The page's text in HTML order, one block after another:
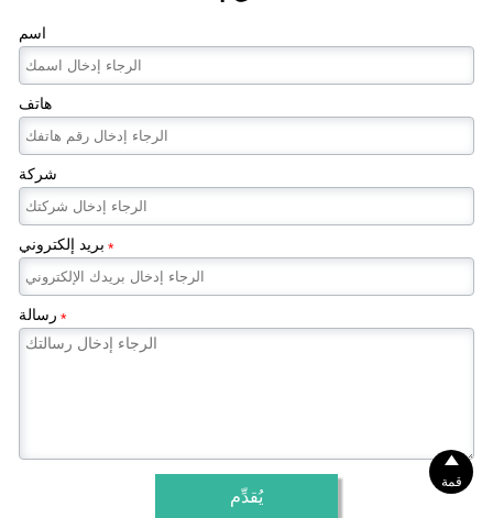
اسم
هاتف
شركة
بريد إلكتروني *
رسالة *
يُقدِّم

قمة